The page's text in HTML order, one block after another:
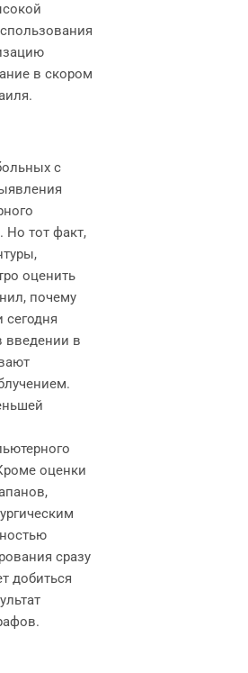
в скором
с
Но тот факт,
оценить
почему
сегодня
введении в
оценки
сразу
добиться